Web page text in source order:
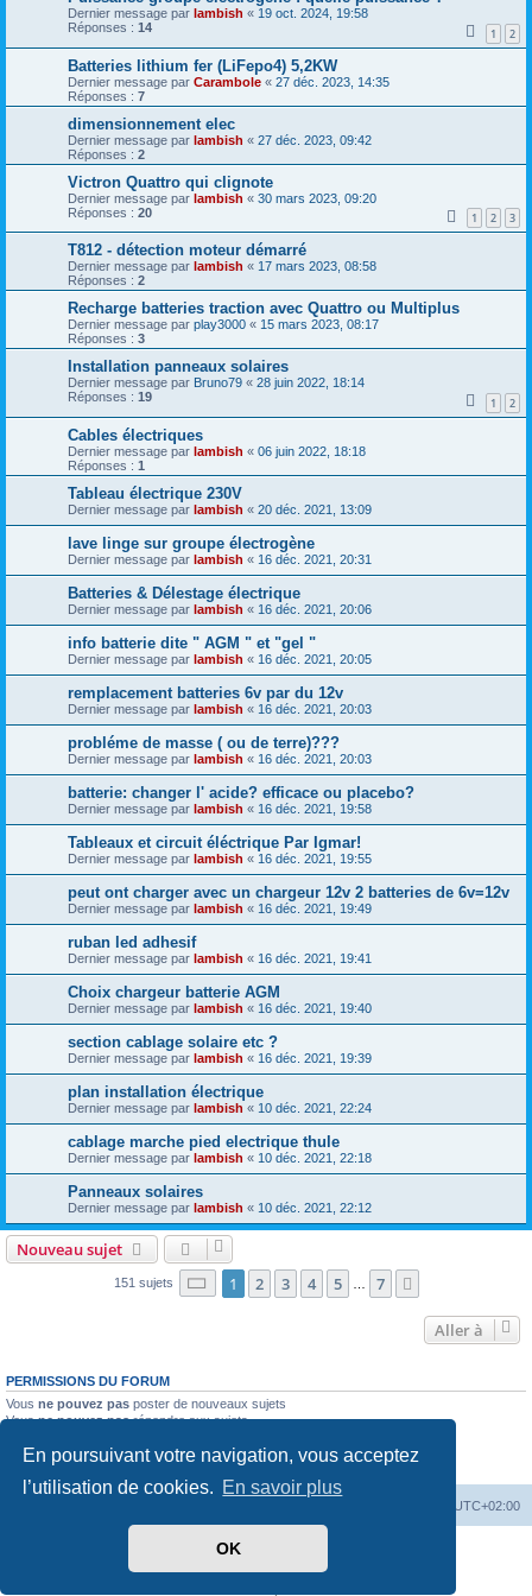
En poursuivant votre navigation, vous acceptez
l’utilisation de cookies. En savoir plus
OK
Dernier message par lambish « 19 oct. 2024, 19:58
Réponses : 14 1 2
Batteries lithium fer (LiFepo4) 5,2KW
Dernier message par Carambole « 27 déc. 2023, 14:35
Réponses : 7
dimensionnement elec
Dernier message par lambish « 27 déc. 2023, 09:42
Réponses : 2
Victron Quattro qui clignote
Dernier message par lambish « 30 mars 2023, 09:20
Réponses : 20 1 2 3
T812 - détection moteur démarré
Dernier message par lambish « 17 mars 2023, 08:58
Réponses : 2
Recharge batteries traction avec Quattro ou Multiplus
Dernier message par play3000 « 15 mars 2023, 08:17
Réponses : 3
Installation panneaux solaires
Dernier message par Bruno79 « 28 juin 2022, 18:14
Réponses : 19 1 2
Cables électriques
Dernier message par lambish « 06 juin 2022, 18:18
Réponses : 1
Tableau électrique 230V
Dernier message par lambish « 20 déc. 2021, 13:09
lave linge sur groupe électrogène
Dernier message par lambish « 16 déc. 2021, 20:31
Batteries & Délestage électrique
Dernier message par lambish « 16 déc. 2021, 20:06
info batterie dite " AGM " et "gel "
Dernier message par lambish « 16 déc. 2021, 20:05
remplacement batteries 6v par du 12v
Dernier message par lambish « 16 déc. 2021, 20:03
probléme de masse ( ou de terre)???
Dernier message par lambish « 16 déc. 2021, 20:03
batterie: changer l' acide? efficace ou placebo?
Dernier message par lambish « 16 déc. 2021, 19:58
Tableaux et circuit éléctrique Par Igmar!
Dernier message par lambish « 16 déc. 2021, 19:55
peut ont charger avec un chargeur 12v 2 batteries de 6v=12v
Dernier message par lambish « 16 déc. 2021, 19:49
ruban led adhesif
Dernier message par lambish « 16 déc. 2021, 19:41
Choix chargeur batterie AGM
Dernier message par lambish « 16 déc. 2021, 19:40
section cablage solaire etc ?
Dernier message par lambish « 16 déc. 2021, 19:39
plan installation électrique
Dernier message par lambish « 10 déc. 2021, 22:24
cablage marche pied electrique thule
Dernier message par lambish « 10 déc. 2021, 22:18
Panneaux solaires
Dernier message par lambish « 10 déc. 2021, 22:12
Nouveau sujet
151 sujets Page 1sur7
1 2 3 4 5 7
Aller à
PERMISSIONS DU FORUM
Vous ne pouvez pas poster de nouveaux sujets
Vousne pouvez pasrépondre aux sujets
Vousne pouvez passupprimer vos messages
ne pouvez pas joindre des fichiers
UTC+02:00
phpBB ® Forum Software © phpBB Limited
Traduit parphpBB-fr.com